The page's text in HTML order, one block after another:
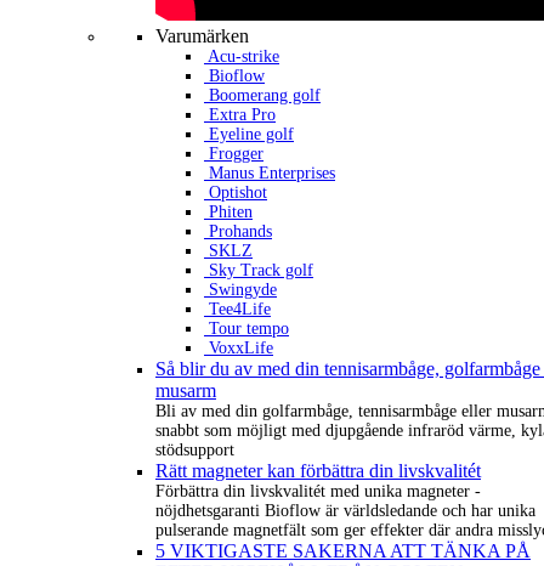
Varumärken
Acu-strike
Bioflow
Boomerang golf
Extra Pro
Eyeline golf
Frogger
Manus Enterprises
Optishot
Phiten
Prohands
SKLZ
Sky Track golf
Swingyde
Tee4Life
Tour tempo
VoxxLife
Så blir du av med din tennisarmbåge,
musarm
Bli av med din golfarmbåge, tennisarmbåge eller
snabbt som möjligt med djupgående infraröd värme,
stödsupport
Rätt magneter kan förbättra din livskvalitét
Förbättra din livskvalitét med unika magneter -
nöjdhetsgaranti Bioflow är världsledande och har unika
pulserande magnetfält som ger effekter där andra
5 VIKTIGASTE SAKERNA ATT TÄNKA PÅ